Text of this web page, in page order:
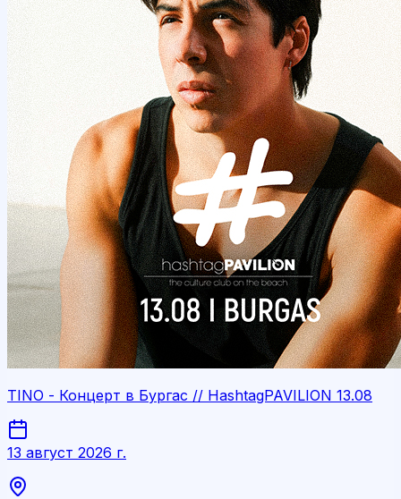
TINO - Концерт в Бургас // HashtagPAVILION 13.08
13 август 2026 г.